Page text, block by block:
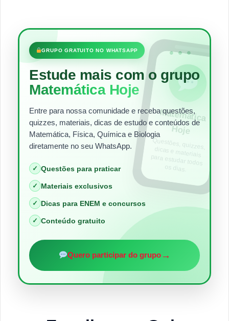
•••
GRUPO GRATUITO NO WHATSAPP
Estude mais com o grupo
Matemática Hoje
Entre para nossa comunidade e receba questões,
quizzes, materiais, dicas de estudo e conteúdos de
Matemática, Física, Química e Biologia
diretamente no seu WhatsApp.
✓ Questões para praticar
✓ Materiais exclusivos
✓ Dicas para ENEM e concursos
✓ Conteúdo gratuito
Quero participar do grupo→
Matem
ática
Hoje
Questões, quizzes,
dicas e materiais
para estudar todos
os dias.